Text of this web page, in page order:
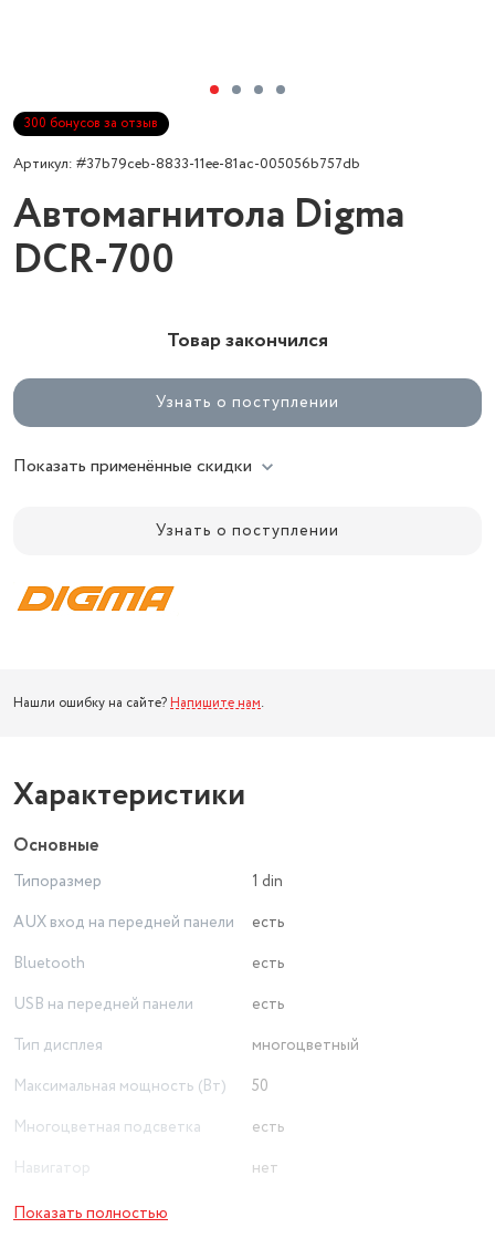
300 бонусов за отзыв
Артикул: #37b79ceb-8833-11ee-81ac-005056b757db
Автомагнитола Digma
DCR-700
Товар закончился
Узнать о поступлении
Показать применённые скидки
Узнать о поступлении
Нашли ошибку на сайте? Напишите нам.
Характеристики
Основные
Типоразмер
1 din
AUX вход на передней панели
есть
Bluetooth
есть
USB на передней панели
есть
Тип дисплея
многоцветный
Максимальная мощность (Вт)
50
Многоцветная подсветка
есть
Навигатор
нет
Вес товара в упаковке, (кг)
Показать полностью